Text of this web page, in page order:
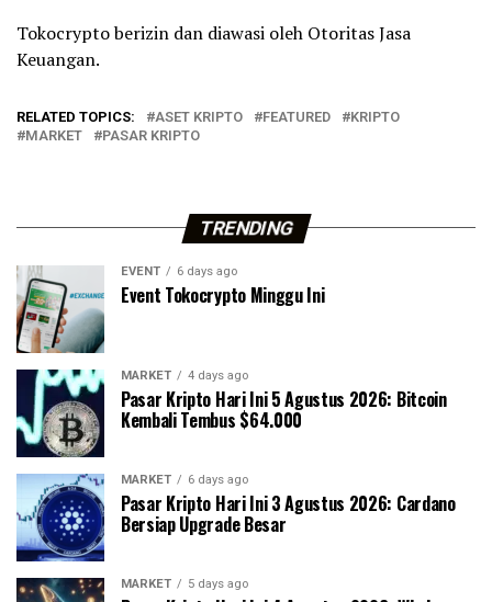
Tokocrypto berizin dan diawasi oleh Otoritas Jasa
Keuangan.
RELATED TOPICS: ASET KRIPTO FEATURED
KRIPTO
MARKET
PASAR KRIPTO
TRENDING
EVENT 6 days ago
Event Tokocrypto Minggu Ini
MARKET 4 days ago
Pasar Kripto Hari Ini 5 Agustus 2026: Bitcoin
Kembali Tembus $64.000
MARKET 6 days ago
Pasar Kripto Hari Ini 3 Agustus 2026: Cardano
Bersiap Upgrade Besar
MARKET 5 days ago